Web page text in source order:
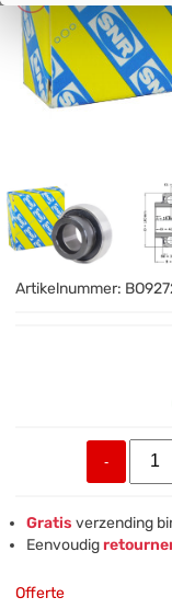
Artikelnummer:
-
Gratis verzending
Eenvoudig
Offerte